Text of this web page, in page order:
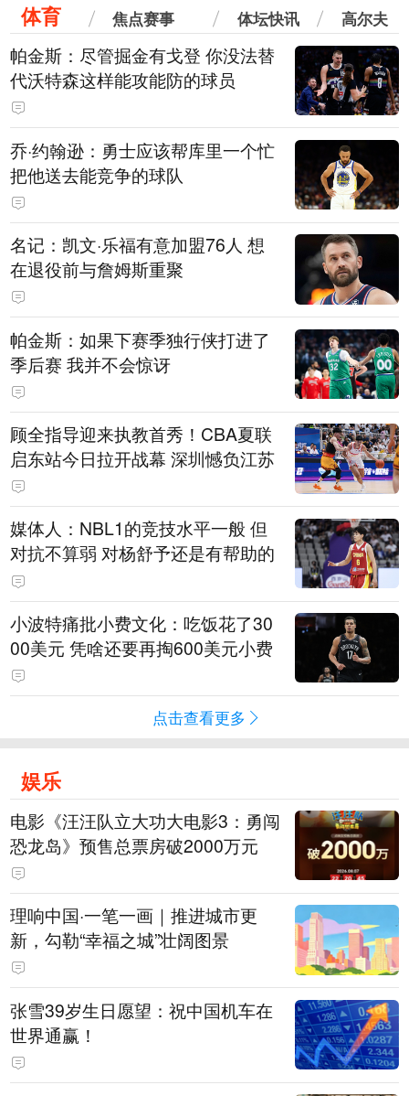
体育 焦点赛事 体坛快讯 高尔夫
帕金斯：尽管掘金有戈登 你没法替
代沃特森这样能攻能防的球员
乔·约翰逊：勇士应该帮库里一个忙
把他送去能竞争的球队
名记：凯文·乐福有意加盟76人 想
在退役前与詹姆斯重聚
帕金斯：如果下赛季独行侠打进了
季后赛 我并不会惊讶
顾全指导迎来执教首秀！CBA夏联
启东站今日拉开战幕 深圳憾负江苏
媒体人：NBL1的竞技水平一般 但
对抗不算弱 对杨舒予还是有帮助的
小波特痛批小费文化：吃饭花了30
00美元 凭啥还要再掏600美元小费
点击查看更多
娱乐
电影《汪汪队立大功大电影3：勇闯
恐龙岛》预售总票房破2000万元
理响中国·一笔一画｜推进城市更
新，勾勒“幸福之城”壮阔图景
张雪39岁生日愿望：祝中国机车在
世界通赢！